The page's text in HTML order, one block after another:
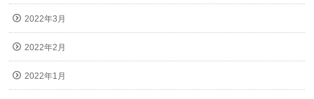
2022年3月
2022年2月
2022年1月